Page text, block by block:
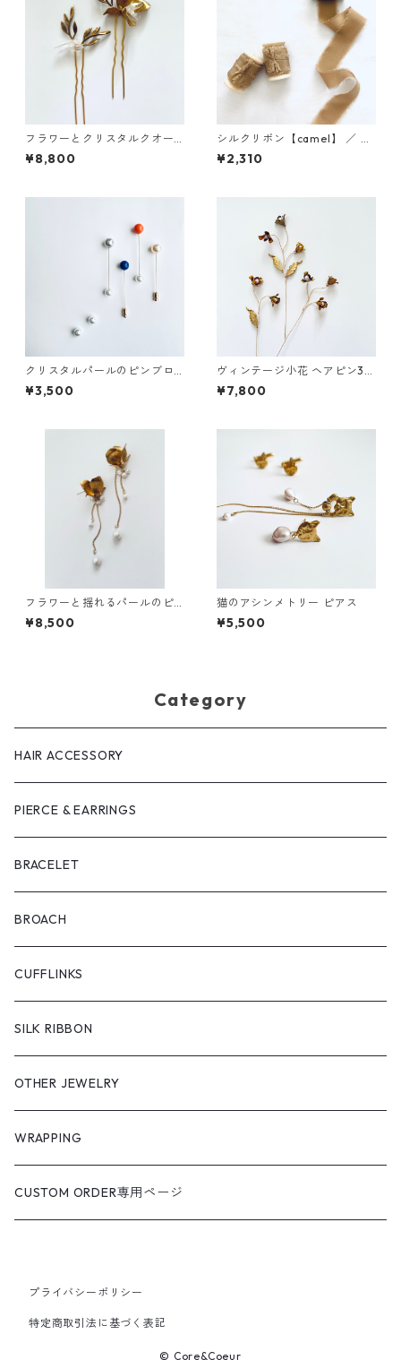
フラワーとクリスタルクオー
ツ ヘアピン2本セット
¥8,800
シルクリボン【camel】 ／ 3c
m×5m 木製スプール付
¥2,310
クリスタルパールのピンブロ
ーチ
¥3,500
ヴィンテージ小花 ヘアピン3本
セット
¥7,800
フラワーと揺れるパールのピ
アス
¥8,500
猫のアシンメトリー ピアス
¥5,500
Category
HAIR ACCESSORY
PIERCE & EARRINGS
BRACELET
BROACH
CUFFLINKS
SILK RIBBON
OTHER JEWELRY
WRAPPING
CUSTOM ORDER専用ページ
プライバシーポリシー
特定商取引法に基づく表記
© Core&Coeur